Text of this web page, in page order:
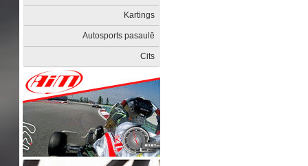
Kartings
Autosports pasaulē
Cits